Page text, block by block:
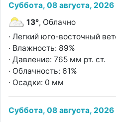
Суббота, 08 августа,
13°, Облачно
· Легкий юго-восточный
· Влажность: 89%
· Давление: 765 мм рт. ст.
· Облачность: 61%
· Осадки: 0 мм
Суббота, 08 августа,